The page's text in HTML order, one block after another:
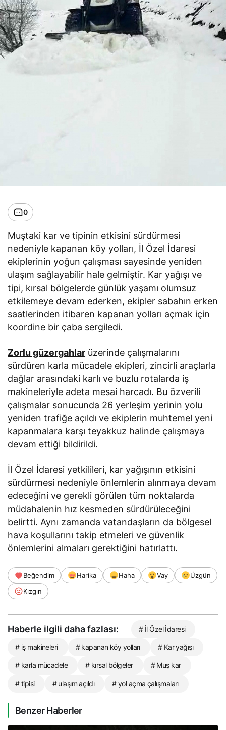
0
Muştaki kar ve tipinin etkisini sürdürmesi
nedeniyle kapanan köy yolları, İl Özel İdaresi
ekiplerinin yoğun çalışması sayesinde yeniden
ulaşım sağlayabilir hale gelmiştir. Kar yağışı ve
tipi, kırsal bölgelerde günlük yaşamı olumsuz
etkilemeye devam ederken, ekipler sabahın erken
saatlerinden itibaren kapanan yolları açmak için
koordine bir çaba sergiledi.
Zorlu güzergahlar üzerinde çalışmalarını
sürdüren karla mücadele ekipleri, zincirli araçlarla
dağlar arasındaki karlı ve buzlu rotalarda iş
makineleriyle adeta mesai harcadı. Bu özverili
çalışmalar sonucunda 26 yerleşim yerinin yolu
yeniden trafiğe açıldı ve ekiplerin muhtemel yeni
kapanmalara karşı teyakkuz halinde çalışmaya
devam ettiği bildirildi.
İl Özel İdaresi yetkilileri, kar yağışının etkisini
sürdürmesi nedeniyle önlemlerin alınmaya devam
edeceğini ve gerekli görülen tüm noktalarda
müdahalenin hız kesmeden sürdürüleceğini
belirtti. Aynı zamanda vatandaşların da bölgesel
hava koşullarını takip etmeleri ve güvenlik
önlemlerini almaları gerektiğini hatırlattı.
Beğendim Harika Haha Vay
Üzgün
Kızgın
Haberle ilgili daha fazlası: # İl Özel İdaresi
# iş makineleri # kapanan köy yolları # Kar yağışı
# karla mücadele # kırsal bölgeler # Muş kar
# tipisi # ulaşım açıldı # yol açma çalışmaları
Benzer Haberler